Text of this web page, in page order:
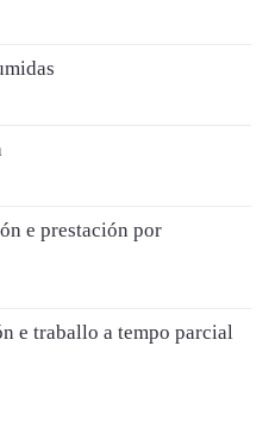
e prestación por
e traballo a tempo parcial